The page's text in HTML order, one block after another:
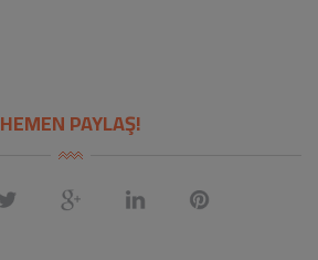
HEMEN PAYLAŞ!